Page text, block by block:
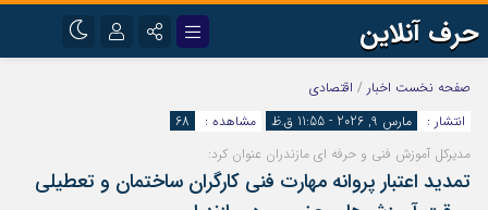
حرف آنلاین
اینستاگرام
آپارات
رمز عبور
صفحه نخست اخبار / اقتصادی
انتشار :
مارس 9, 2026 - 11:55 ق.ظ مشاهده :
68
مدیرکل آموزش فنی و حرفه ای مازندران عنوان کرد:
تمدید اعتبار پروانه مهارت فنی کارگران ساختمان و تعطیلی